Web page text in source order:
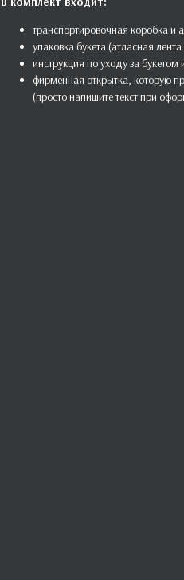
транспортировочная коробка и
упаковка букета (атласная
инструкция по уходу за
фирменная открытка, которую
(просто напишите текст при